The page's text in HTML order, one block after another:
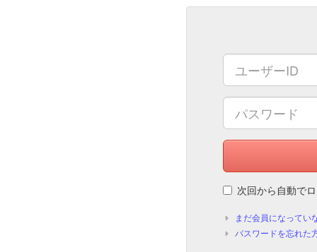
次回から自動で
まだ会員になってい
パスワードを忘れた